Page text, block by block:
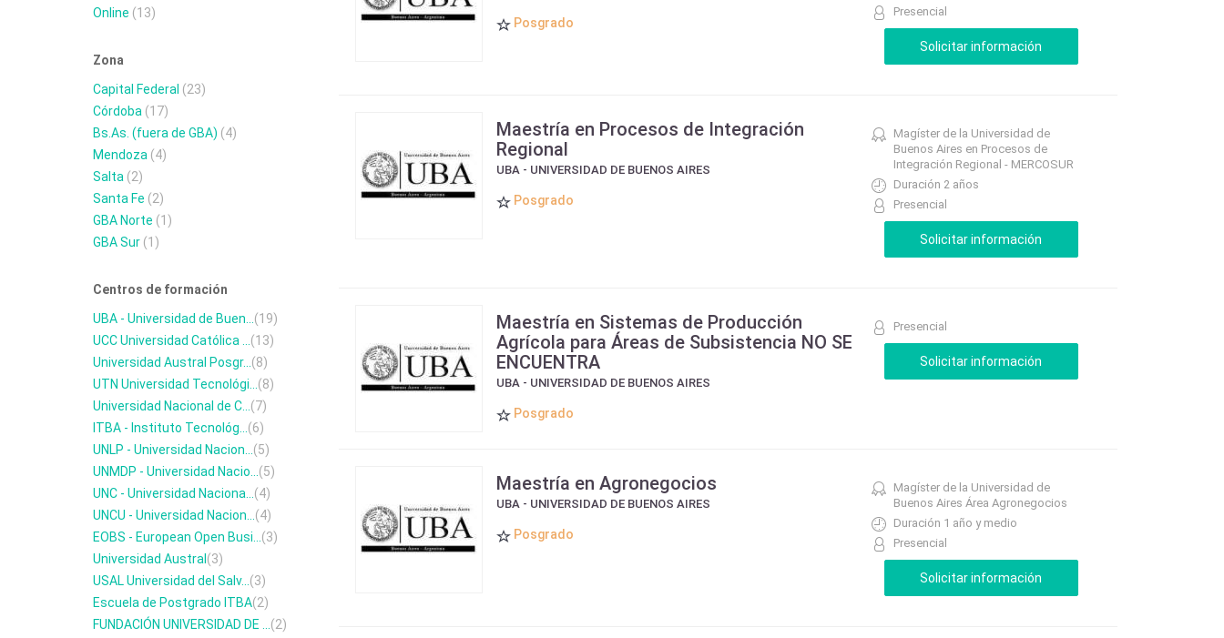
Online (13)
Zona
Capital Federal (23)
Córdoba (17)
Bs.As. (fuera de GBA) (4)
Mendoza (4)
Salta (2)
Santa Fe (2)
GBA Norte (1)
GBA Sur (1)
Centros de formación
UBA - Universidad de Buen... (19)
UCC Universidad Católica ... (13)
Universidad Austral Posgr... (8)
UTN Universidad Tecnológi... (8)
Universidad Nacional de C... (7)
ITBA - Instituto Tecnológ... (6)
UNLP - Universidad Nacion... (5)
UNMDP - Universidad Nacio... (5)
UNC - Universidad Naciona... (4)
UNCU - Universidad Nacion... (4)
EOBS - European Open Busi... (3)
Universidad Austral (3)
USAL Universidad del Salv... (3)
Escuela de Postgrado ITBA(2)
FUNDACIÓN UNIVERSIDAD DE ... (2)
Posgrado
Presencial
Maestría en Procesos de Integración
Regional
UBA - UNIVERSIDAD DE BUENOS AIRES
Posgrado
Magíster de la Universidad de
Buenos Aires en Procesos de
Integración Regional - MERCOSUR
Duración 2 años
Presencial
Maestría en Sistemas de Producción
Agrícola para Áreas de Subsistencia NO SE
ENCUENTRA
UBA - UNIVERSIDAD DE BUENOS AIRES
Posgrado
Presencial
Maestría en Agronegocios
UBA - UNIVERSIDAD DE BUENOS AIRES
Posgrado
Magíster de la Universidad de
Buenos Aires Área Agronegocios
Duración 1 año y medio
Presencial